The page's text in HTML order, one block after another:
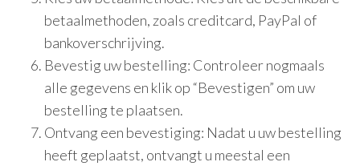
betaalmethoden, zoals creditcard, PayPal of
bankoverschrijving.
Bevestig uw bestelling: Controleer nogmaals
alle gegevens en klik op “Bevestigen” om uw
bestelling te plaatsen.
Ontvang een bevestiging: Nadat u uw bestelling
heeft geplaatst, ontvangt u meestal een